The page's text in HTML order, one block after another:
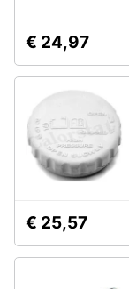
cd
dvd
Festività
e
ricorrenze
Servizi
Vedi
tutti
€ 24,97
€ 25,57